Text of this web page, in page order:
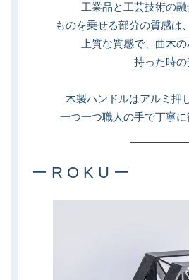
工業品と工芸技術の
ものを乗せる部分の質感は
上質な質感で、曲木
持った時
木製ハンドルはアルミ押
一つ一つ職人の手で丁寧
ー R O K U ー